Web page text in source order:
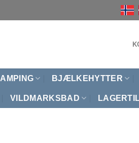
BJÆLKEHYTTER
VILDMARKSBAD